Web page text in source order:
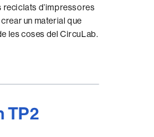
reciclats d’impressores
un material que
les coses del CircuLab.
TP2